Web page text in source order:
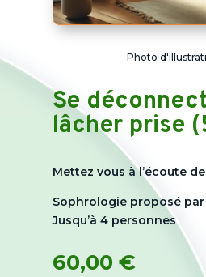
Photo
Se
lâcher prise
Mettez vous à l’écoute
Sophrologie proposé
Jusqu’à 4 personnes
60,00 €